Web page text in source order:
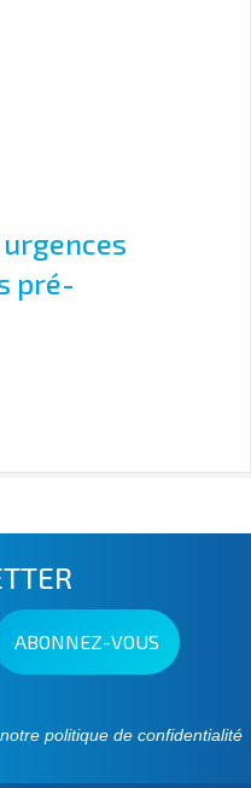
pré-
politique de confidentialité